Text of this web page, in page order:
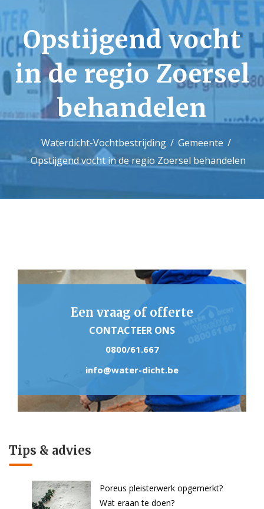
Contact
Opstijgend vocht
in de regio Zoersel
behandelen
Waterdicht-Vochtbestrijding
Gemeente
Opstijgend vocht in de regio Zoersel behandelen
Een vraag of offerte
CONTACTEER ONS
0800/61.667
info@water-dicht.be
Tips & advies
Poreus pleisterwerk opgemerkt?
Wat eraan te doen?